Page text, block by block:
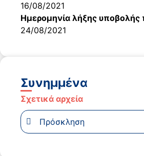
16/08/2021
Ημερομηνία λήξης
24/08/2021
Συνημμένα
Σχετικά αρχεία
Πρόσκληση